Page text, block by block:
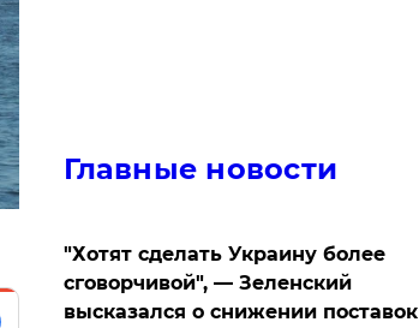
Главные новости
​"Хотят сделать Украину более
сговорчивой", — Зеленский
высказался о снижении поставок